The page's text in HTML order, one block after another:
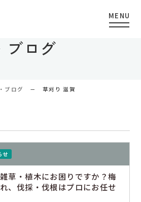
ブログ
ブログ 草刈り 滋賀
せ
草・植木にお困りですか？梅
、伐採・伐根はプロにお任せ